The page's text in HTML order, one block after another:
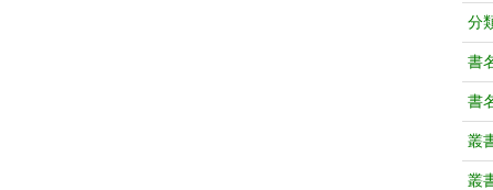
分
書
書
叢
叢